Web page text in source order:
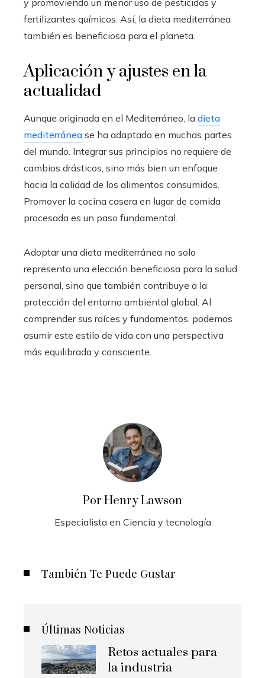
y promoviendo un menor uso de pesticidas y
fertilizantes químicos. Así, la dieta mediterránea
también es beneficiosa para el planeta.
Aplicación y ajustes en la
actualidad
Aunque originada en el Mediterráneo, la dieta
mediterránea se ha adaptado en muchas partes
del mundo. Integrar sus principios no requiere de
cambios drásticos, sino más bien un enfoque
hacia la calidad de los alimentos consumidos.
Promover la cocina casera en lugar de comida
procesada es un paso fundamental.
Adoptar una dieta mediterránea no solo
representa una elección beneficiosa para la salud
personal, sino que también contribuye a la
protección del entorno ambiental global. Al
comprender sus raíces y fundamentos, podemos
asumir este estilo de vida con una perspectiva
más equilibrada y consciente.
Por Henry Lawson
Especialista en Ciencia y tecnología
También Te Puede Gustar
Últimas Noticias
Retos actuales para
la industria